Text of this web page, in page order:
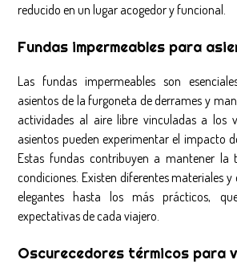
reducido en un lugar acogedor y funcional.
Fundas impermeables para
Las fundas impermeables son
asientos de la furgoneta de derrames y
actividades al aire libre vinculadas a los
asientos pueden experimentar el impacto
Estas fundas contribuyen a mantener la
condiciones. Existen diferentes materiales y
elegantes hasta los más prácticos,
expectativas de cada viajero.
Oscurecedores térmicos para